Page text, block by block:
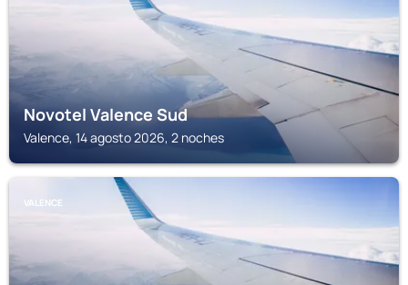
Novotel Valence Sud
Valence, 14 agosto 2026, 2 noches
VALENCE